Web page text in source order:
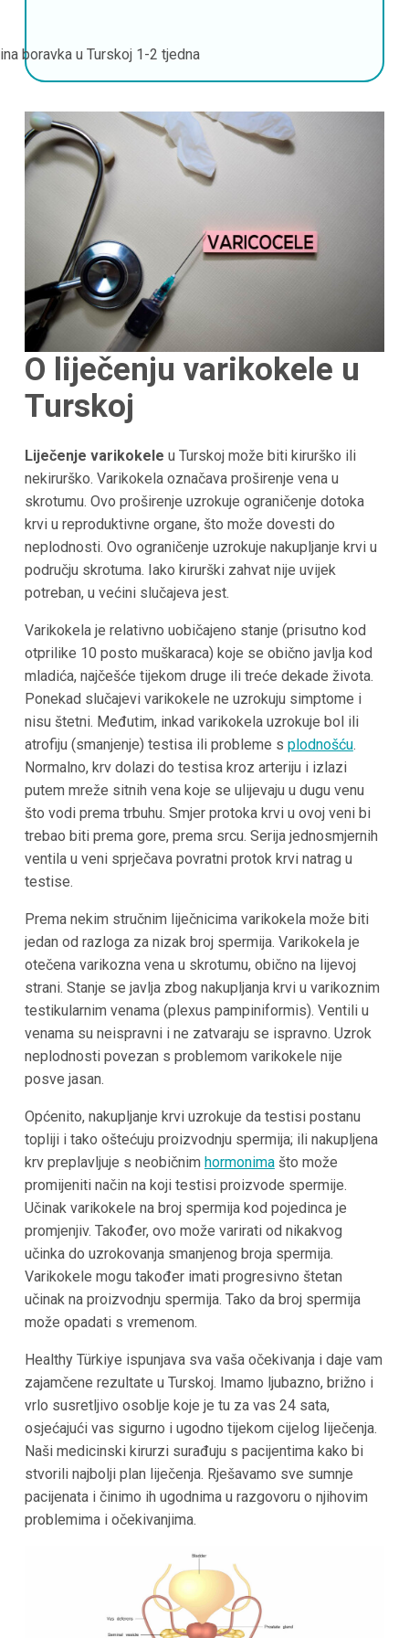
boravka u Turskoj 1-2 tjedna
O liječenju varikokele u
Turskoj
Liječenje varikokele u Turskoj može biti kirurško ili
nekirurško. Varikokela označava proširenje vena u
skrotumu. Ovo proširenje uzrokuje ograničenje dotoka
krvi u reproduktivne organe, što može dovesti do
neplodnosti. Ovo ograničenje uzrokuje nakupljanje krvi u
području skrotuma. Iako kirurški zahvat nije uvijek
potreban, u većini slučajeva jest.
Varikokela je relativno uobičajeno stanje (prisutno kod
otprilike 10 posto muškaraca) koje se obično javlja kod
mladića, najčešće tijekom druge ili treće dekade života.
Ponekad slučajevi varikokele ne uzrokuju simptome i
nisu štetni. Međutim, inkad varikokela uzrokuje bol ili
atrofiju (smanjenje) testisa ili probleme s plodnošću.
Normalno, krv dolazi do testisa kroz arteriju i izlazi
putem mreže sitnih vena koje se ulijevaju u dugu venu
što vodi prema trbuhu. Smjer protoka krvi u ovoj veni bi
trebao biti prema gore, prema srcu. Serija jednosmjernih
ventila u veni sprječava povratni protok krvi natrag u
testise.
Prema nekim stručnim liječnicima varikokela može biti
jedan od razloga za nizak broj spermija. Varikokela je
otečena varikozna vena u skrotumu, obično na lijevoj
strani. Stanje se javlja zbog nakupljanja krvi u varikoznim
testikularnim venama (plexus pampiniformis). Ventili u
venama su neispravni i ne zatvaraju se ispravno. Uzrok
neplodnosti povezan s problemom varikokele nije
posve jasan.
Općenito, nakupljanje krvi uzrokuje da testisi postanu
topliji i tako oštećuju proizvodnju spermija; ili nakupljena
krv preplavljuje s neobičnim hormonimašto može
promijeniti način na koji testisi proizvode spermije.
Učinak varikokele na broj spermija kod pojedinca je
promjenjiv. Također, ovo može varirati od nikakvog
učinka do uzrokovanja smanjenog broja spermija.
Varikokele mogu također imati progresivno štetan
učinak na proizvodnju spermija. Tako da broj spermija
može opadati s vremenom.
Healthy Türkiye ispunjava sva vaša očekivanja i daje vam
zajamčene rezultate u Turskoj. Imamo ljubazno, brižno i
vrlo susretljivo osoblje koje je tu za vas 24 sata,
osjećajući vas sigurno i ugodno tijekom cijelog liječenja.
Naši medicinski kirurzi surađuju s pacijentima kako bi
stvorili najbolji plan liječenja. Rješavamo sve sumnje
pacijenata i činimo ih ugodnima u razgovoru o njihovim
problemima i očekivanjima.